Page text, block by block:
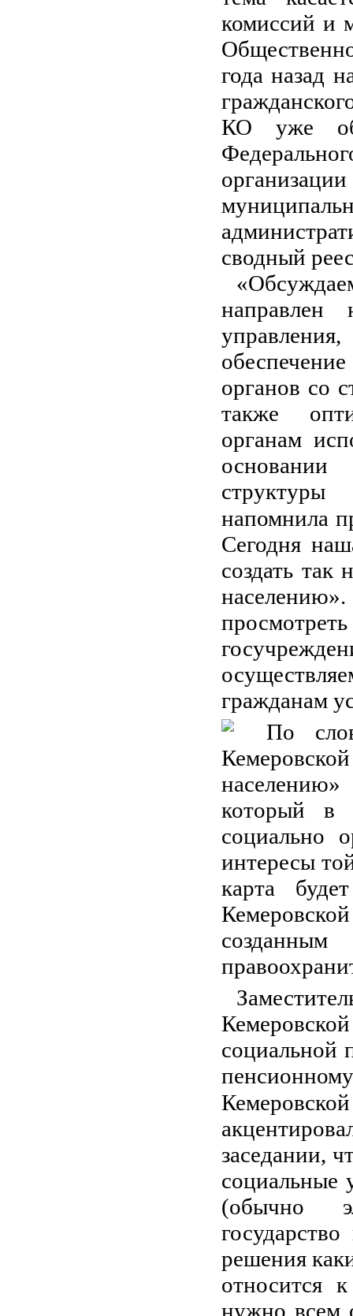
комиссий и
года назад
КО уже
сводный
направлен
органов со
также
органам
напомнила
Сегодня
создать так
гражданам
По
населению»
который в
социально
интересы
карта
социальной
заседании,
социальные
(обычно
решения
относится
нужно всем